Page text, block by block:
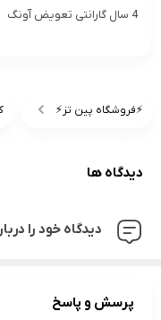
4 سال گارانتی تعویض آونگ
⚡️فروشگاه پین تز⚡️
دیدگاه ها
دیدگاه خود را
پرسش و پاسخ